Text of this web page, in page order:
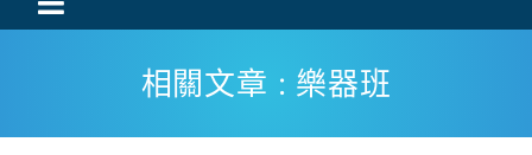
Toggle
Navigation相關文章 : 樂器班